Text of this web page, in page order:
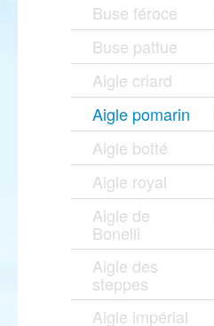
Buse féroce
Buse pattue
Aigle criard
Aigle pomarin
Aigle botté
Aigle royal
Aigle de
Bonelli
Aigle des
steppes
Aigle impérial